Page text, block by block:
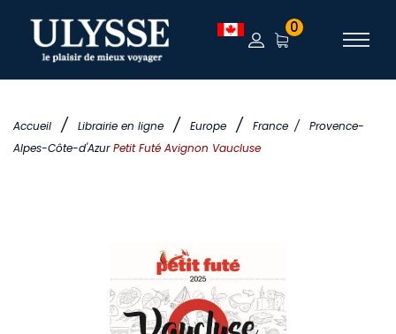
Accueil / Librairie en ligne / Europe / France /
Provence-
Alpes-Côte-d'Azur Petit Futé Avignon Vaucluse
0